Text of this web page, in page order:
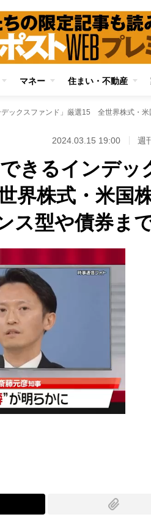
マネー 住まい・不動産
2024.03.15 19:00 週
きるインデッ
界株式・米国
ス型や債券ま